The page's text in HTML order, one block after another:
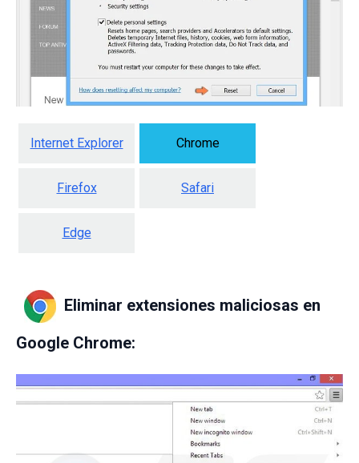
Internet Explorer Chrome
Firefox Safari
Edge
Eliminar extensiones maliciosas en
Google Chrome: